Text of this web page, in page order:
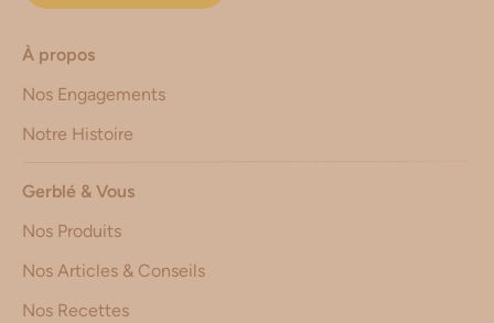
À propos
Nos Engagements
Notre Histoire
Gerblé & Vous
Nos Produits
Nos Articles & Conseils
Nos Recettes